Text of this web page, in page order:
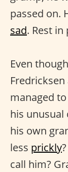
passed on.
sad. Rest in
Even
managed
his unusual
his own
less prickly
call him?